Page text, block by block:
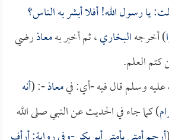
يا رسول الله! أفلا أبشر به الناس؟
) أخرجهالبخاري، ثم أخبر بهمعاذرضي
كتم العلم.
عليه وسلم قال فيه -أي: فيمعاذ-: (أنه
) كما جاء في الحديث عن النبي صلى الله